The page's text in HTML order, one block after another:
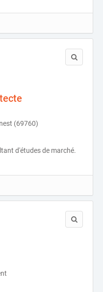
(69760)
d'études de marché.